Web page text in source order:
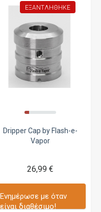
ΕΞΑΝΤΛΉΘΗΚΕ
Dripper Cap by Flash-e-
Vapor
26,99 €
Ενημέρωσε με όταν
είναι διαθέσιμο!